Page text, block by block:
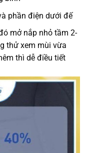
phần điện dưới đế
mở nắp nhỏ tầm 2-
thử xem mùi vừa
thì dễ điều tiết